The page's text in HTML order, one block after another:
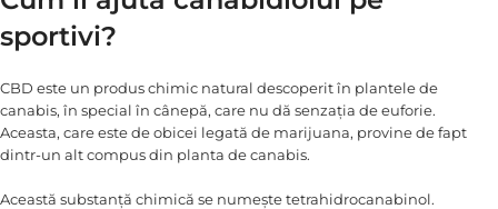
sportivi?
CBD este un produs chimic natural descoperit în plantele de
canabis, în special în cânepă, care nu dă senzația de euforie.
Aceasta, care este de obicei legată de marijuana, provine de fapt
dintr-un alt compus din planta de canabis.
Această substanță chimică se numește tetrahidrocanabinol.